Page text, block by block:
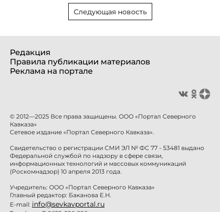
Следующая новость
Редакция
Правила публикации материалов
Реклама на портале
© 2012—2025 Все права защищены. ООО «Портал Северного
Кавказа»
Сетевое издание «Портал Северного Кавказа».
Свидетельство о регистрации СМИ ЭЛ № ФС 77 - 53481 выдано
Федеральной службой по надзору в сфере связи,
информационных технологий и массовых коммуникаций
(Роскомнадзор) 10 апреля 2013 года.
Учредитель: ООО «Портал Северного Кавказа»
Главный редактор: Баканова Е.Н.
E-mail: info@sevkavportal.ru